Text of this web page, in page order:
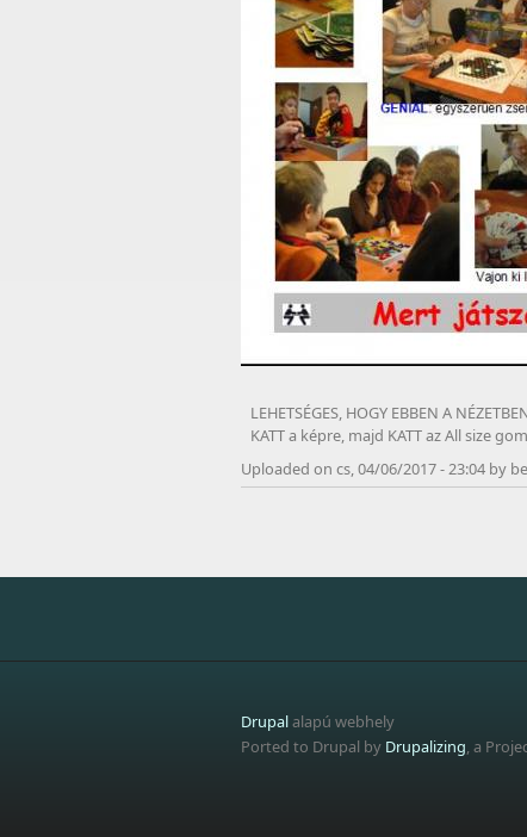
LEHETSÉGES, HOGY EBBEN A
KATT a képre, majd KATT az All size
Uploaded on cs, 04/06/2017 - 23:04 by
Drupalalapú webhely
Ported to Drupal by Drupalizing, a